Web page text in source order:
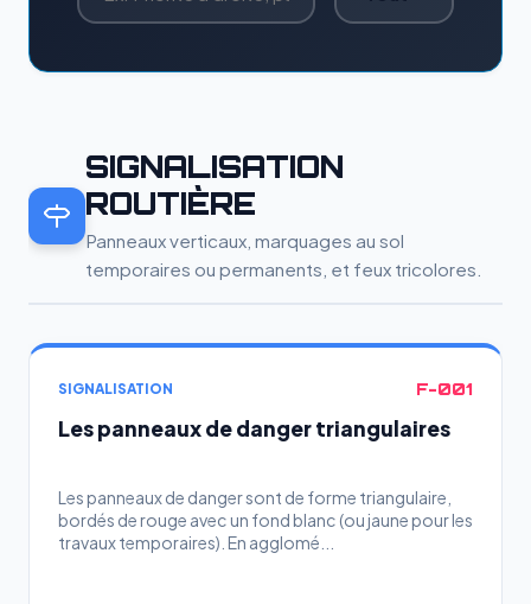
SIGNALISATION
ROUTIÈRE
Panneaux verticaux, marquages au sol
temporaires ou permanents, et feux tricolores.
SIGNALISATION F-001
Les panneaux de danger triangulaires
Les panneaux de danger sont de forme triangulaire,
bordés de rouge avec un fond blanc (ou jaune pour les
travaux temporaires). En agglomé...